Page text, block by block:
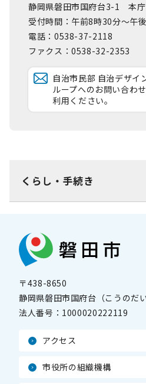
静岡県磐田市国府台3-1 本
受付時間：午前8時30分～午
電話：0538-37-2118
ファクス：0538-32-2353
自治市民部 自治デザイ
ループへのお問い合わ
利用ください。
くらし・手続き
〒438-8650
静岡県磐田市国府台（こうのだ
法人番号： 1000020222119
アクセス
市役所の組織機構